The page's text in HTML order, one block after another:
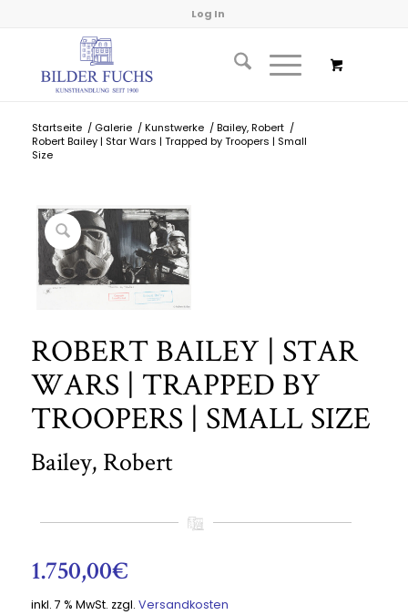
Log In
Startseite / Galerie / Kunstwerke / Bailey, Robert /
Robert Bailey | Star Wars | Trapped by Troopers | Small
Size
ROBERT BAILEY | STAR
WARS | TRAPPED BY
TROOPERS | SMALL SIZE
Bailey, Robert
1.750,00€
inkl. 7 % MwSt. zzgl. Versandkosten